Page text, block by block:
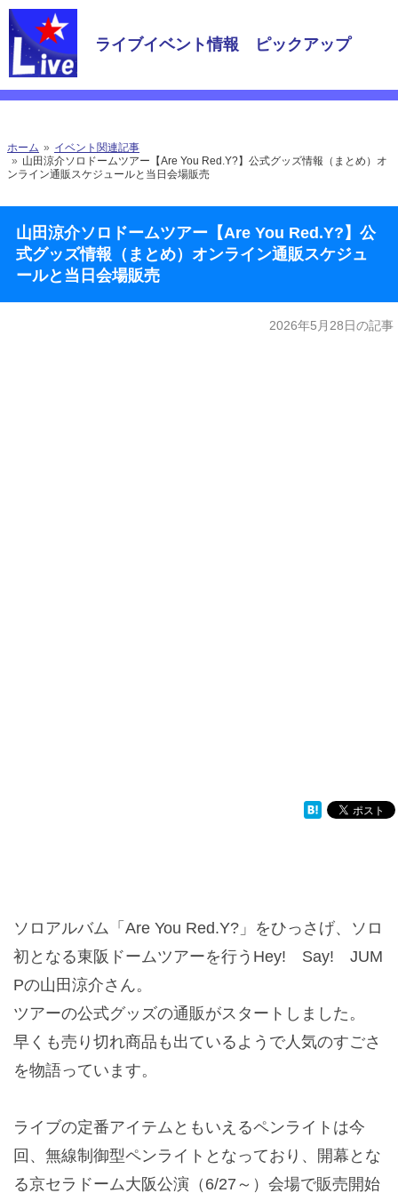
ライブイベント情報 ピックアップ
ホーム
イベント関連記事
山田涼介ソロドームツアー【Are You Red.Y?】公式グッズ情報（まとめ）オ
ンライン通販スケジュールと当日会場販売
山田涼介ソロドームツアー【Are You Red.Y?】公
式グッズ情報（まとめ）オンライン通販スケジュ
ールと当日会場販売
2026年5月28日の記事
ソロアルバム「Are You Red.Y?」をひっさげ、ソロ
初となる東阪ドームツアーを行うHey! Say! JUM
Pの山田涼介さん。
ツアーの公式グッズの通販がスタートしました。
早くも売り切れ商品も出ているようで人気のすごさ
を物語っています。
ライブの定番アイテムともいえるペンライトは今
回、無線制御型ペンライトとなっており、開幕とな
る京セラドーム大阪公演（6/27～）会場で販売開始